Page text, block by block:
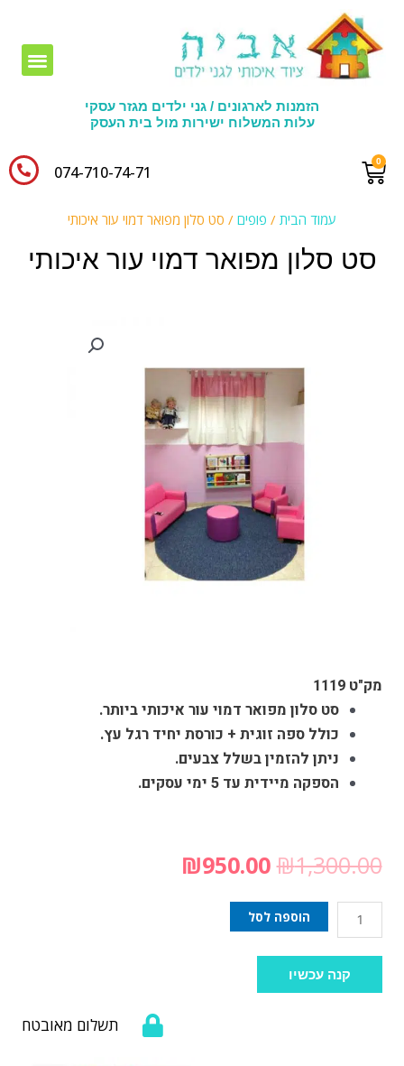
הזמנות לארגונים / גני ילדים מגזר עסקי
עלות המשלוח ישירות מול בית העסק
074-710-74-71​
עמוד הבית / פופים / סט סלון מפואר דמוי עור איכותי
סט סלון מפואר דמוי עור איכותי
מק"ט 1119
סט סלון מפואר דמוי עור איכותי ביותר.
כולל ספה זוגית + כורסת יחיד רגל עץ.
ניתן להזמין בשלל צבעים.
הספקה מיידית עד 5 ימי עסקים.
₪1,300.00
₪950.00
הוספה לסל
קנה עכשיו
תשלום מאובטח